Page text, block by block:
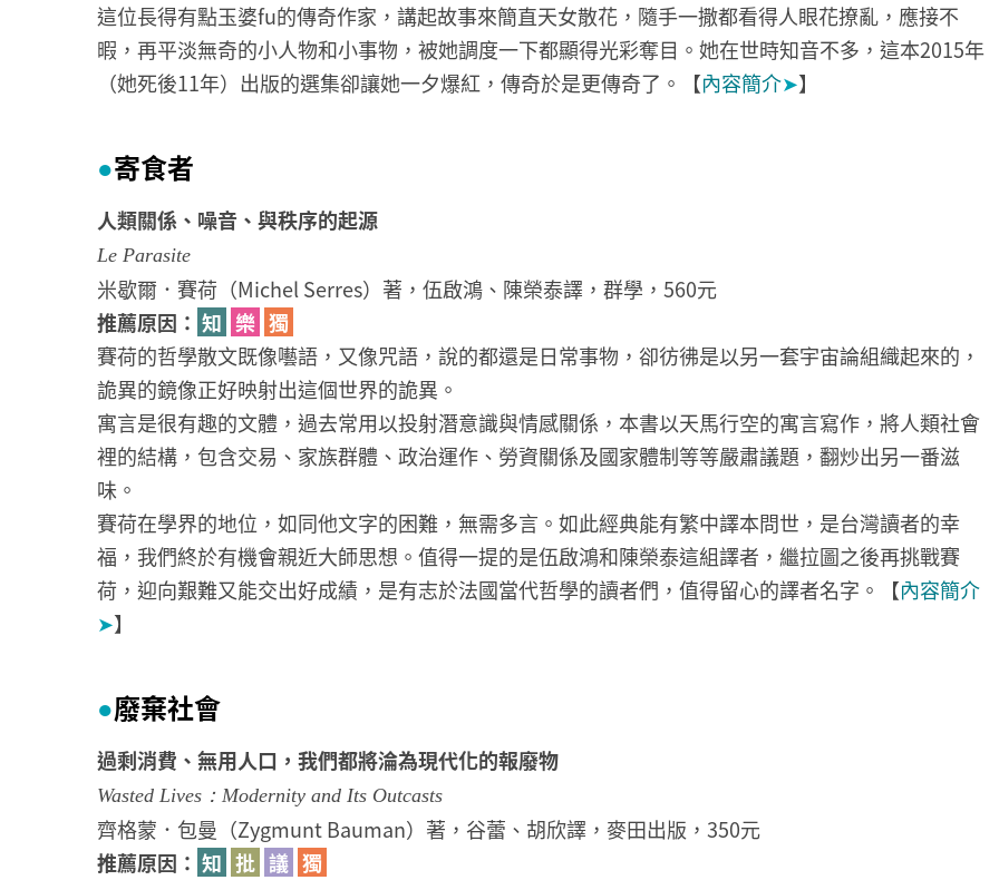
這位長得有點玉婆fu的傳奇作家，講起故事來簡直天女散花，隨手一撒都看得人眼花撩亂，應接不
暇，再平淡無奇的小人物和小事物，被她調度一下都顯得光彩奪目。她在世時知音不多，這本2015年
（她死後11年）出版的選集卻讓她一夕爆紅，傳奇於是更傳奇了。【內容簡介➤】
●寄食者
人類關係、噪音、與秩序的起源
Le Parasite
米歇爾．賽荷（Michel Serres）著，伍啟鴻、陳榮泰譯，群學，560元
推薦原因： 知 樂 獨
賽荷的哲學散文既像囈語，又像咒語，說的都還是日常事物，卻彷彿是以另一套宇宙論組織起來的，
詭異的鏡像正好映射出這個世界的詭異。
寓言是很有趣的文體，過去常用以投射潛意識與情感關係，本書以天馬行空的寓言寫作，將人類社會
裡的結構，包含交易、家族群體、政治運作、勞資關係及國家體制等等嚴肅議題，翻炒出另一番滋
味。
賽荷在學界的地位，如同他文字的困難，無需多言。如此經典能有繁中譯本問世，是台灣讀者的幸
福，我們終於有機會親近大師思想。值得一提的是伍啟鴻和陳榮泰這組譯者，繼拉圖之後再挑戰賽
荷，迎向艱難又能交出好成績，是有志於法國當代哲學的讀者們，值得留心的譯者名字。【內容簡介
➤】
●廢棄社會
過剩消費、無用人口，我們都將淪為現代化的報廢物
Wasted Lives：Modernity and Its Outcasts
齊格蒙．包曼（Zygmunt Bauman）著，谷蕾、胡欣譯，麥田出版，350元
推薦原因： 知 批 議 獨